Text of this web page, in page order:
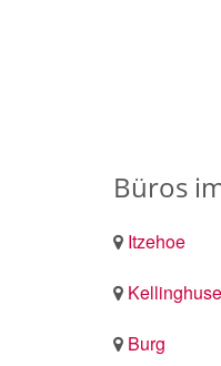
Büros
Itzehoe
Burg